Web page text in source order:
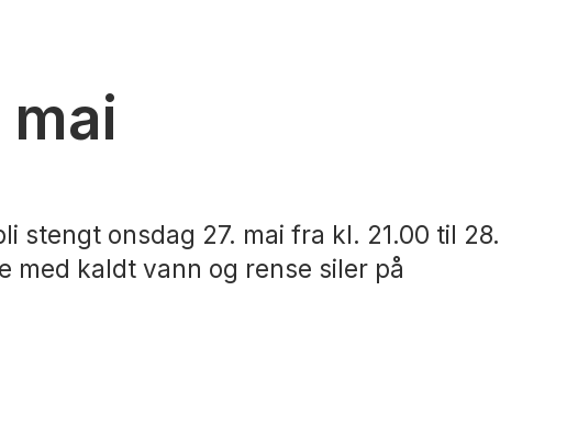
stengt onsdag 27. mai fra kl. 21.00 til 28.
med kaldt vann og rense siler på